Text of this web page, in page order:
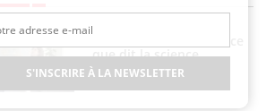
que dit la science
S'INSCRIRE À LA NEWSLETTER